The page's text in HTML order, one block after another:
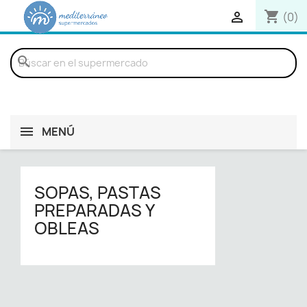
shopping_cart (0)

search
MENÚ
SOPAS, PASTAS
PREPARADAS Y
OBLEAS